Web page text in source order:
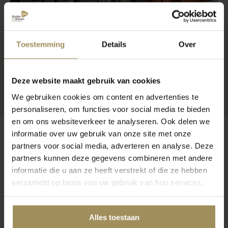
Toestemming Details Over
Deze website maakt gebruik van cookies
We gebruiken cookies om content en advertenties te
personaliseren, om functies voor social media te bieden
en om ons websiteverkeer te analyseren. Ook delen we
informatie over uw gebruik van onze site met onze
partners voor social media, adverteren en analyse. Deze
partners kunnen deze gegevens combineren met andere
informatie die u aan ze heeft verstrekt of die ze hebben
verzameld op basis van uw gebruik van hun services.
Alles toestaan
Op zoek naar meer inspiratie?